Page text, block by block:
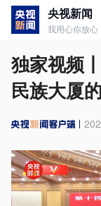
央视新闻
我用心你放心
独家视频
民族大厦